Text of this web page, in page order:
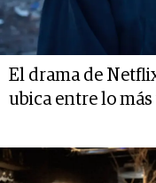
El drama de
ubica entre lo